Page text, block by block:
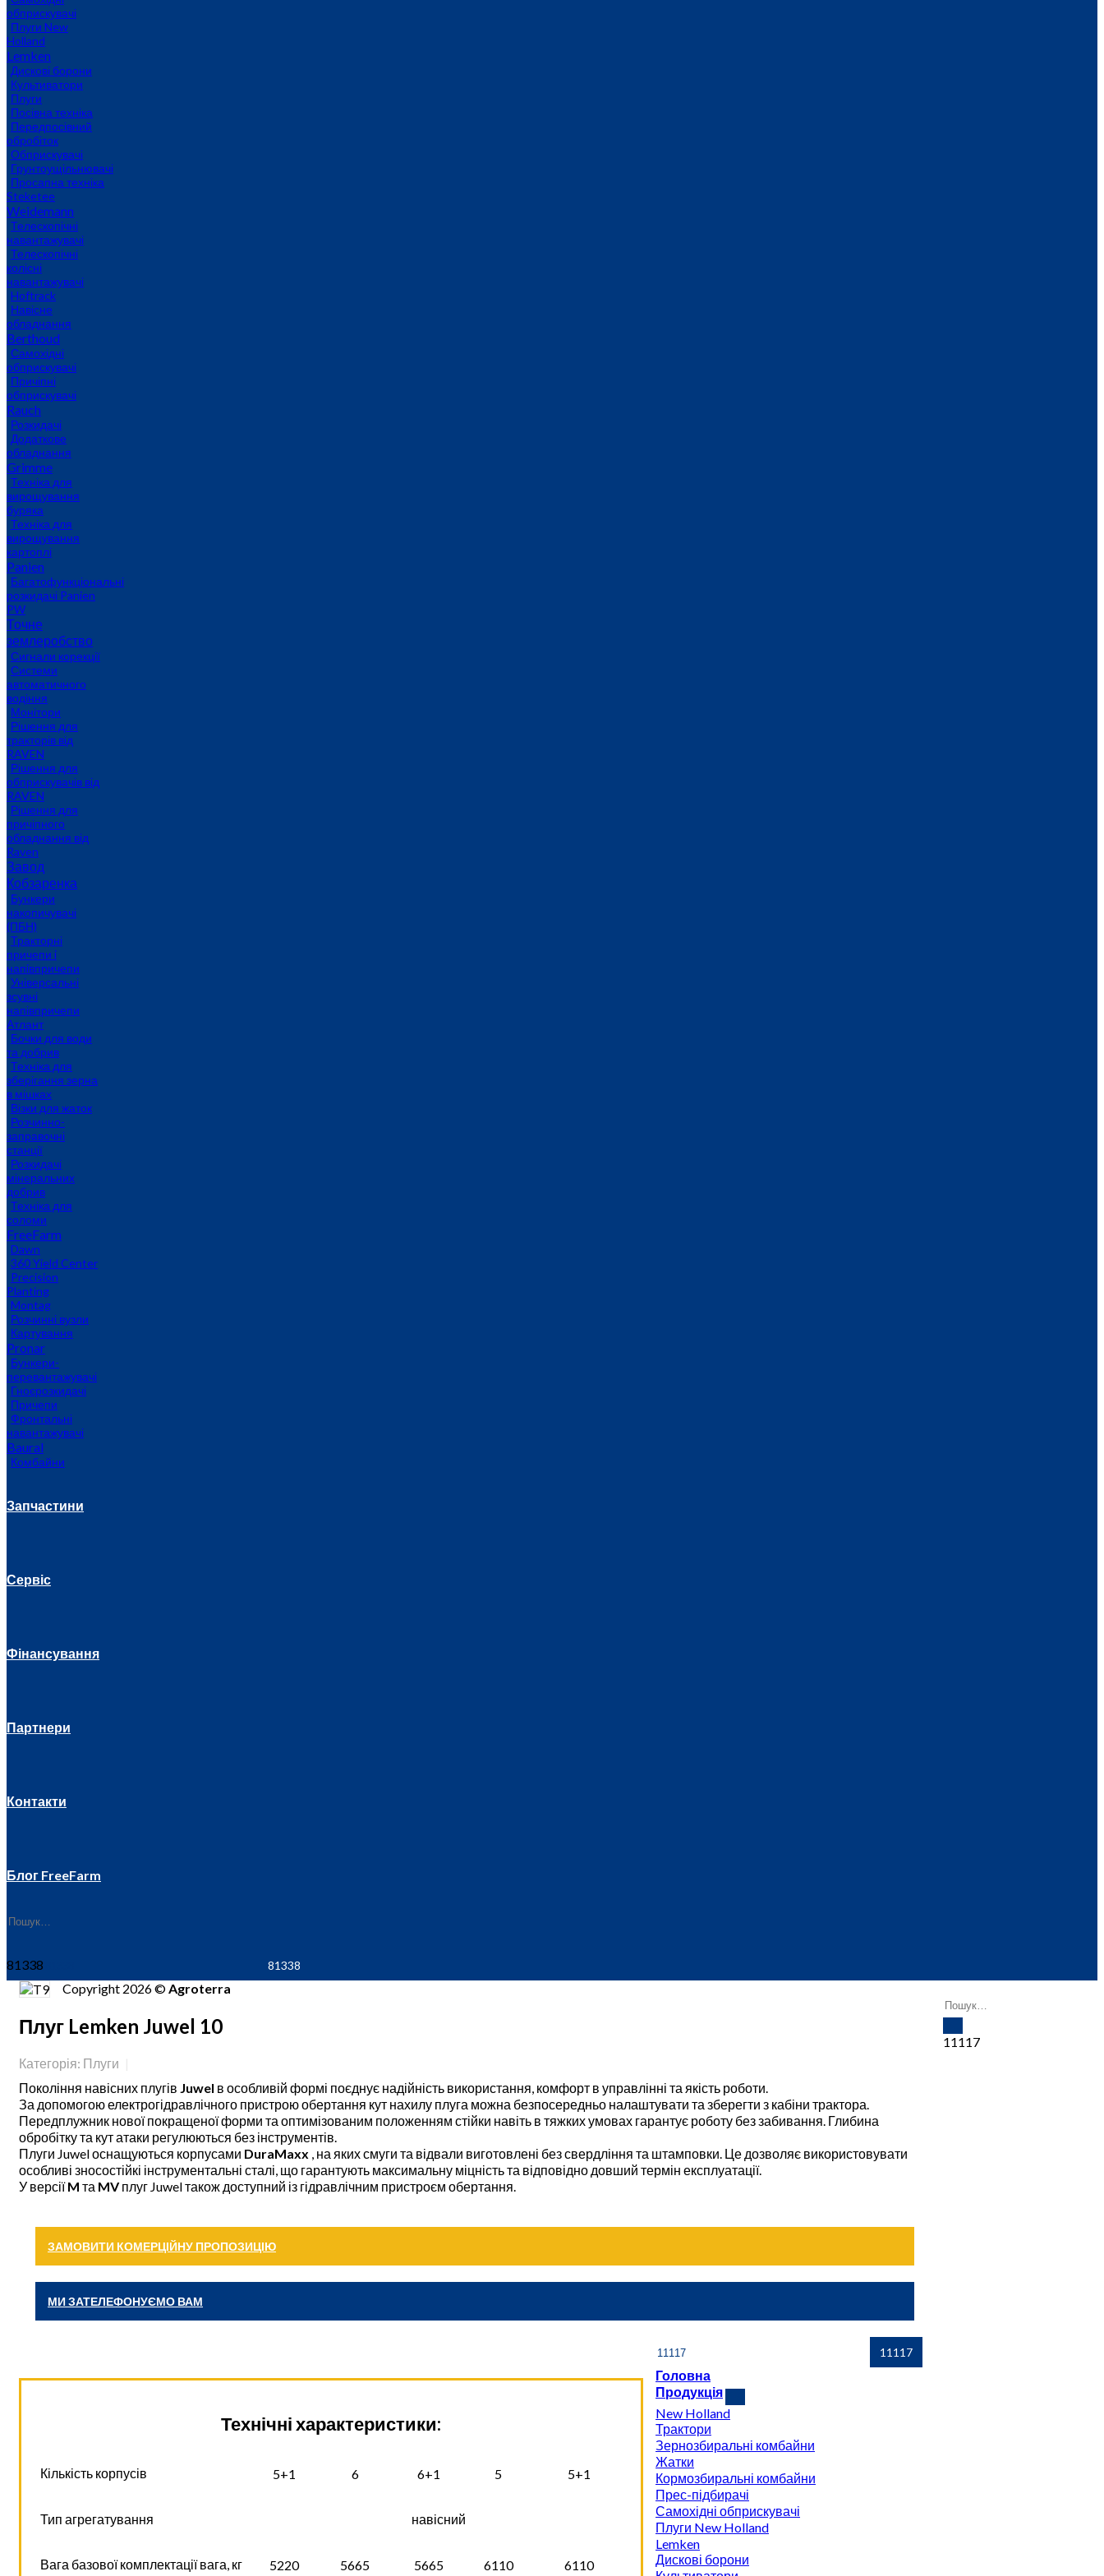
обприскувачі
Плуги New
Holland
Lemken
Дискові борони
Культиватори
Плуги
Посівна техніка
Передпосівний
обробіток
Обприскувачі
Грунтоущільнювачі
Просапна техніка
Steketee
Weidemann
Телескопічні
навантажувачі
Телескопічні
колісні
навантажувачі
Hoftrack
Навісне
обладнання
Berthoud
Самохідні
обприскувачі
Причіпні
обприскувачі
Rauch
Розкидачі
Додаткове
обладнання
Grimme
Техніка для
вирощування
буряка
Техніка для
вирощування
картоплі
Panien
Багатофункціональні
розкидачі Panien
PW
Точне
землеробство
Сигнали корекції
Системи
автоматичного
водіння
Монітори
Рішення для
тракторів від
RAVEN
Рішення для
обприскувачів від
RAVEN
Рішення для
причіпного
обладнання від
Raven
Завод
Кобзаренка
Бункери
накопичувачі
(ПБН)
Тракторні
причепи i
напiвпричепи
Універсальні
зсувні
напівпричепи
Атлант
Бочки для води
та добрив
Техніка для
зберігання зерна
в мішках
Візки для жаток
Розчинно-
заправочні
станції
Розкидачі
мінеральних
добрив
Техніка для
соломи
FreeFarm
Dawn
360 Yield Center
Precision
Planting
Montag
Розчинні вузли
Картування
Pronar
Бункери-
перевантажувачі
Гноєрозкидачі
Причепи
Фронтальні
навантажувачі
Baural
Комбайни
Запчастини
Сервіс
Фінансування
Партнери
Контакти
Блог FreeFarm
81338
Плуг Lemken Juwel 10
Категорія: Плуги
Покоління навісних плугів Juwel в особливій формі поєднує надійність використання, комфорт в управлінні та якість роботи.
За допомогою електрогідравлічного пристрою обертання кут нахилу плуга можна безпосередньо налаштувати та зберегти з кабіни трактора.
Передплужник нової покращеної форми та оптимізованим положенням стійки навіть в тяжких умовах гарантує роботу без забивання. Глибина
обробітку та кут атаки регулюються без інструментів.
Плуги Juwel оснащуються корпусами DuraMaxx , на яких смуги та відвали виготовлені без свердління та штамповки. Це дозволяє використовувати
особливі зносостійкі інструментальні сталі, що гарантують максимальну міцність та відповідно довший термін експлуатації.
У версіїM та MVплуг Juwel також доступний із гідравлічним пристроєм обертання.
ЗАМОВИТИ КОМЕРЦІЙНУ ПРОПОЗИЦІЮ
МИ ЗАТЕЛЕФОНУЄМО ВАМ
Технічні характеристики:
Кількість корпусів 5+1 6 6+1 5 5+1
Тип агрегатування навісний
Вага базової комплектації вага, кг 5220 5665 5665 6110 6110
Copyright 2026 ©Agroterra
11117
Головна
Продукція
New Holland
Трактори
Зернозбиральні комбайни
Жатки
Кормозбиральні комбайни
Прес-підбирачі
Самохідні обприскувачі
Плуги New Holland
Lemken
Дискові борони